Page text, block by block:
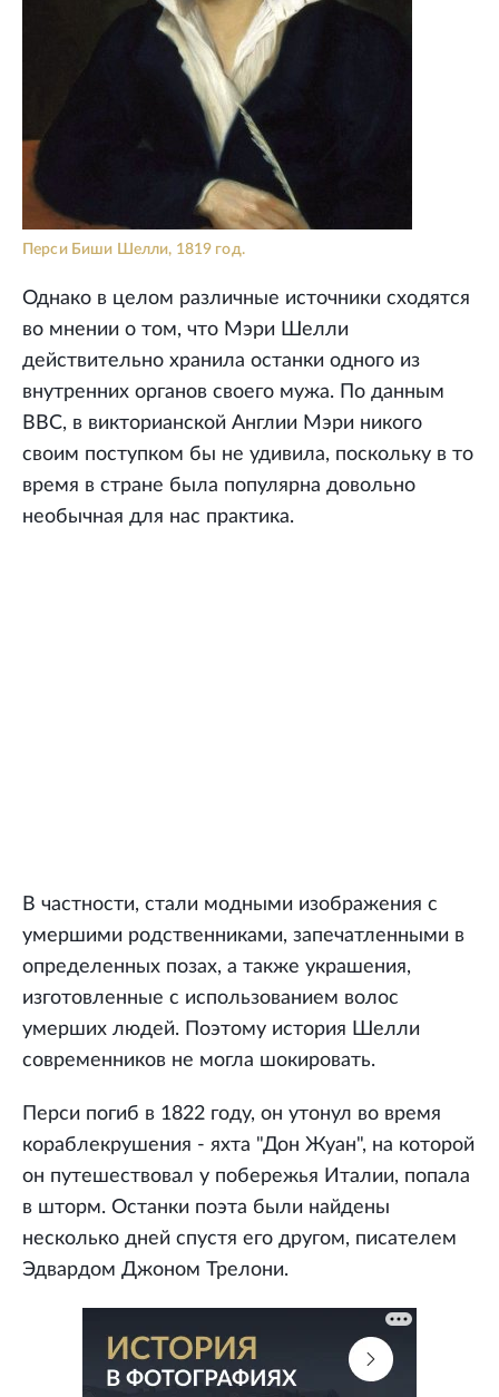
Перси Биши Шелли, 1819 год.
Однако в целом различные источники сходятся
во мнении о том, что Мэри Шелли
действительно хранила останки одного из
внутренних органов своего мужа. По данным
BBC, в викторианской Англии Мэри никого
своим поступком бы не удивила, поскольку в то
время в стране была популярна довольно
необычная для нас практика.
В частности, стали модными изображения с
умершими родственниками, запечатленными в
определенных позах, а также украшения,
изготовленные с использованием волос
умерших людей. Поэтому история Шелли
современников не могла шокировать.
Перси погиб в 1822 году, он утонул во время
кораблекрушения - яхта "Дон Жуан", на которой
он путешествовал у побережья Италии, попала
в шторм. Останки поэта были найдены
несколько дней спустя его другом, писателем
Эдвардом Джоном Трелони.